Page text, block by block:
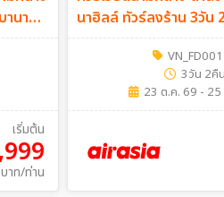
นาฮิ
เริ่มต้น
บาท/ท่าน
นาฮิลล์ ทัวร์ลงร้าน 3วัน
3วัน 2คืน
23 ต.ค. 69 -